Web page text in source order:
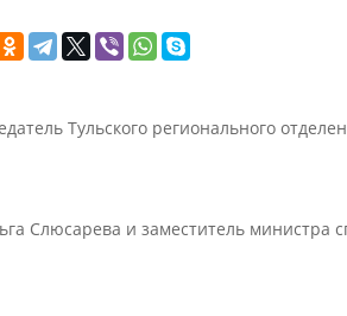
Тульского регионального
Слюсарева и заместитель министра